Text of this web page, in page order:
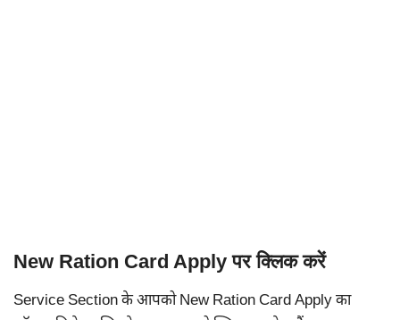
New Ration Card Apply पर क्लिक करें
Service Section के आपको New Ration Card Apply का